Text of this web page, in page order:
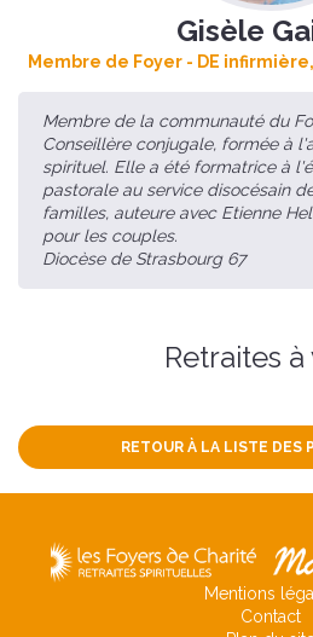
Gisèle
Membre de Foyer - DE
Membre de la communauté du
Conseillère conjugale, formée à
spirituel. Elle a été formatrice à
pastorale au service disocésain
familles, auteure avec Etienne
pour les couples.
Diocèse de Strasbourg 67
Retraites
RETOUR À LA LISTE DES
Mentions
Contact